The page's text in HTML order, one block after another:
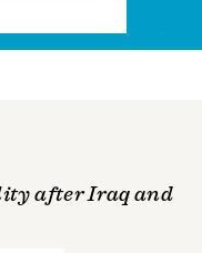
after Iraq and